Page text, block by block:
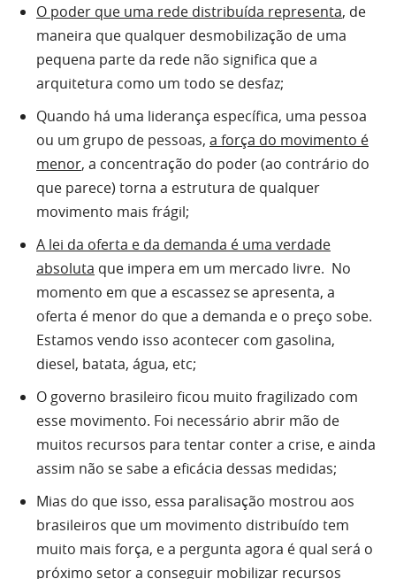
O poder que uma rede distribuída representa, de
maneira que qualquer desmobilização de uma
pequena parte da rede não significa que a
arquitetura como um todo se desfaz;
Quando há uma liderança específica, uma pessoa
ou um grupo de pessoas, a força do movimento é
menor, a concentração do poder (ao contrário do
que parece) torna a estrutura de qualquer
movimento mais frágil;
A lei da oferta e da demanda é uma verdade
absoluta que impera em um mercado livre. No
momento em que a escassez se apresenta, a
oferta é menor do que a demanda e o preço sobe.
Estamos vendo isso acontecer com gasolina,
diesel, batata, água, etc;
O governo brasileiro ficou muito fragilizado com
esse movimento. Foi necessário abrir mão de
muitos recursos para tentar conter a crise, e ainda
assim não se sabe a eficácia dessas medidas;
Mias do que isso, essa paralisação mostrou aos
brasileiros que um movimento distribuído tem
muito mais força, e a pergunta agora é qual será o
próximo setor a conseguir mobilizar recursos